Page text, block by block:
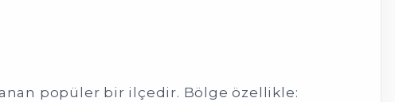
popüler bir ilçedir. Bölge özellikle: